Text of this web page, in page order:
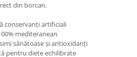
din borcan.
conservanți artificiali
mediteranean
sănătoase și antioxidanți
pentru diete echilibrate